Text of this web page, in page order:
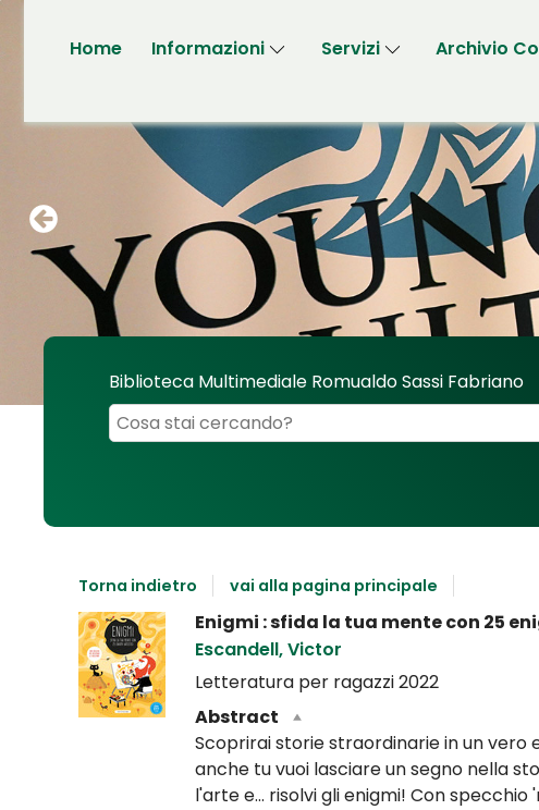
Home Informazioni Servizi Archivio
Biblioteca Multimediale Romualdo Sassi Fabriano
Cerca su "Biblioteca Multimediale Romualdo Sassi
Torna indietro vai alla pagina principale
Dettaglio
del
documento
Enigmi : sfida la tua mente con 25
Escandell, Victor
Letteratura per ragazzi2022
Abstract
Scoprirai storie straordinarie in un
anche tu vuoi lasciare un segno nella
l'arte e... risolvi gli enigmi! Con